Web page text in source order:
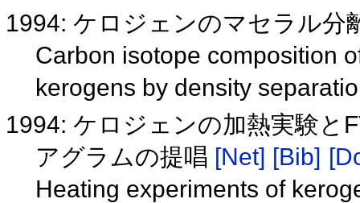
1994: ケロジェンのマセラル分
Carbon isotope composition
kerogens by density
1994: ケロジェンの加熱実験と
アグラムの提唱 [Net] [Bib]
Heating experiments of